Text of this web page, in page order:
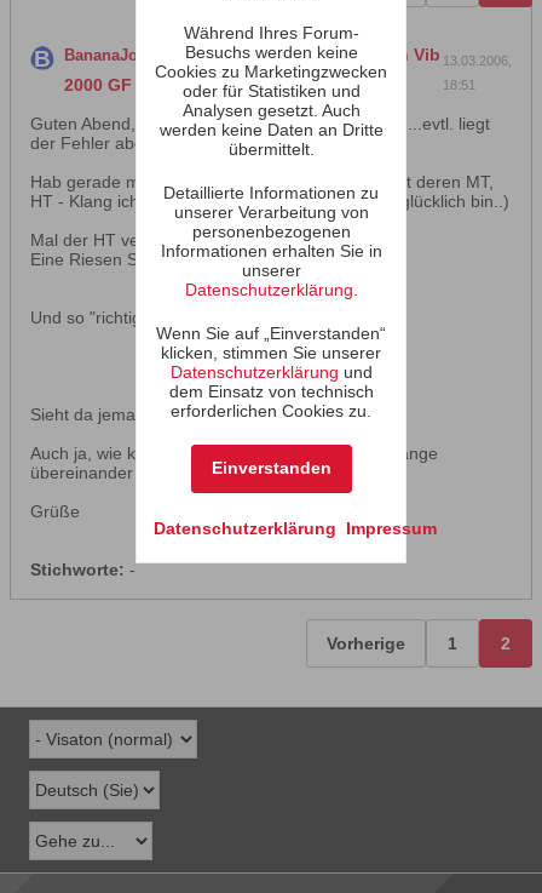
BananaJoe hat ein Thema erstelltG25FFL in Vib
2000 GF wirklich verpolt?.
13.03.2006,
18:51
Guten Abend, ich trau mich ja fast nicht zu fragen...evtl. liegt
der Fehler aber doch bei Visaton..
Hab gerade mal meine VIb 2000 GF simuliert (mit deren MT,
HT - Klang ich ja bekanntermaßen nicht wirklich glücklich bin..)
Mal der HT verpolt (so wie im Plan):
Eine Riesen Senke zwischen 2000 und 3000
Und so "richtig" gepolt..
Sieht da jemand nen Sinn drin?
Auch ja, wie kann ich in boxsim die 2 Frequenzgänge
übereinander legen?
Grüße
Stichworte: -
Vorherige 1 2
Während Ihres Forum-
Besuchs werden keine
Cookies zu Marketingzwecken
oder für Statistiken und
Analysen gesetzt. Auch
werden keine Daten an Dritte
übermittelt.
Detaillierte Informationen zu
unserer Verarbeitung von
personenbezogenen
Informationen erhalten Sie in
unserer
Datenschutzerklärung
Wenn Sie auf „Einverstanden“
klicken, stimmen Sie unserer
Datenschutzerklärung und
dem Einsatz von technisch
erforderlichen Cookies zu.
Datenschutzerklärung Impressum
Einverstanden